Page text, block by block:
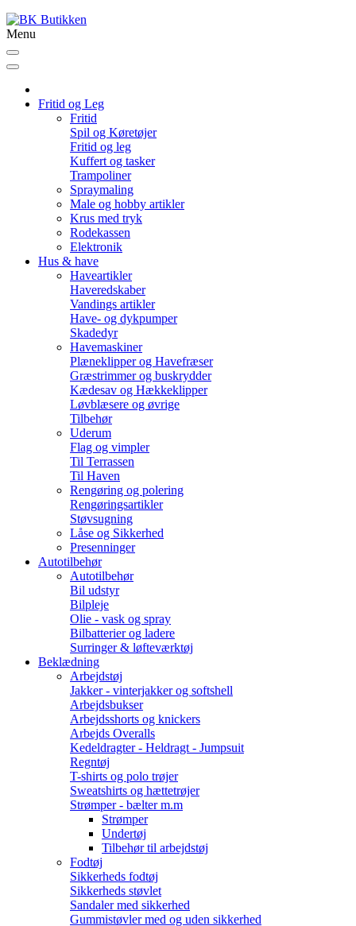
Menu
Fritid og Leg
Fritid
Spil og Køretøjer
Fritid og leg
Kuffert og tasker
Trampoliner
Spraymaling
Male og hobby artikler
Krus med tryk
Rodekassen
Elektronik
Hus & have
Haveartikler
Haveredskaber
Vandings artikler
Have- og dykpumper
Skadedyr
Havemaskiner
Plæneklipper og Havefræser
Græstrimmer og buskrydder
Kædesav og Hækkeklipper
Løvblæsere og øvrige
Tilbehør
Uderum
Flag og vimpler
Til Terrassen
Til Haven
Rengøring og polering
Rengøringsartikler
Støvsugning
Låse og Sikkerhed
Presenninger
Autotilbehør
Autotilbehør
Bil udstyr
Bilpleje
Olie - vask og spray
Bilbatterier og ladere
Surringer & løfteværktøj
Beklædning
Arbejdstøj
Jakker - vinterjakker og softshell
Arbejdsbukser
Arbejdsshorts og knickers
Arbejds Overalls
Kedeldragter - Heldragt - Jumpsuit
Regntøj
T-shirts og polo trøjer
Sweatshirts og hættetrøjer
Strømper - bælter m.m
Strømper
Undertøj
Tilbehør til arbejdstøj
Fodtøj
Sikkerheds fodtøj
Sikkerheds støvlet
Sandaler med sikkerhed
Gummistøvler med og uden sikkerhed